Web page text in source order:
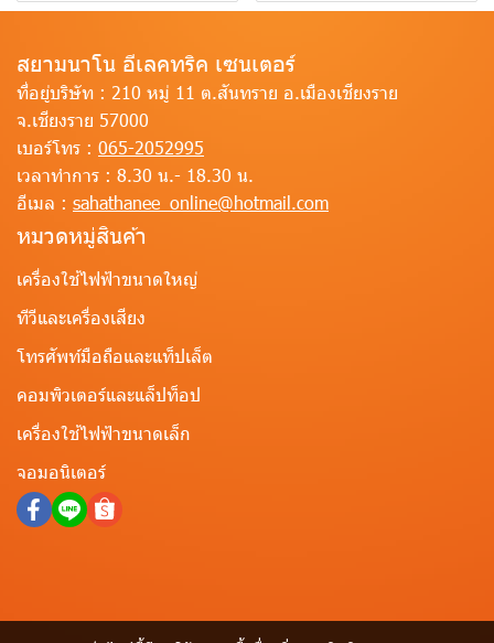
สยามนาโน อีเลคทริค เซนเตอร์
ที่อยู่บริษัท : 210 หมู่ 11 ต.สันทราย อ.เมืองเชียงราย
จ.เชียงราย 57000
เบอร์โทร : 065-2052995
เวลาทำการ : 8.30 น.- 18.30 น.
อีเมล : sahathanee_online@hotmail.com
หมวดหมู่สินค้า
เครื่องใช้ไฟฟ้าขนาดใหญ่
ทีวีและเครื่องเสียง
โทรศัพท์มือถือและแท็ปเล็ต
คอมพิวเตอร์และแล็ปท็อป
เครื่องใช้ไฟฟ้าขนาดเล็ก
จอมอนิเตอร์